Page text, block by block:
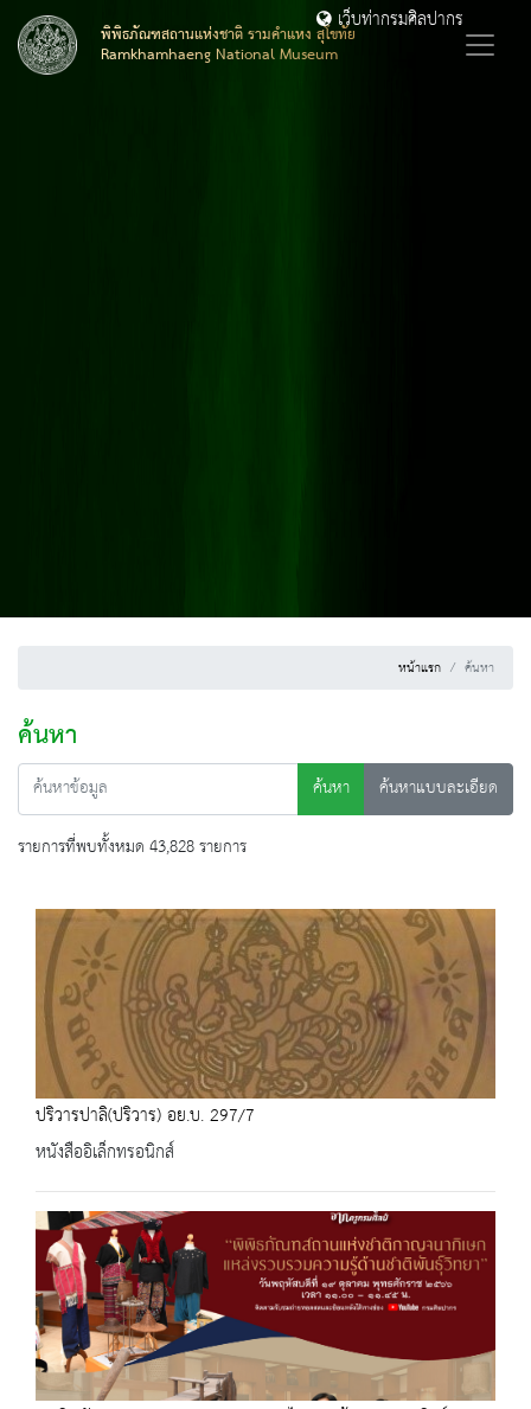
พิพิธภัณฑสถานแห่งชาติ รามคำแหง สุโขทัย
Ramkhamhaeng National Museum
เว็บท่ากรมศิลปากร
หน้าแรก ค้นหา
ค้นหา
ค้นหา
ค้นหาแบบละเอียด
รายการที่พบทั้งหมด 43,828 รายการ
ปริวารปาลิ(ปริวาร) อย.บ. 297/7
หนังสืออิเล็กทรอนิกส์